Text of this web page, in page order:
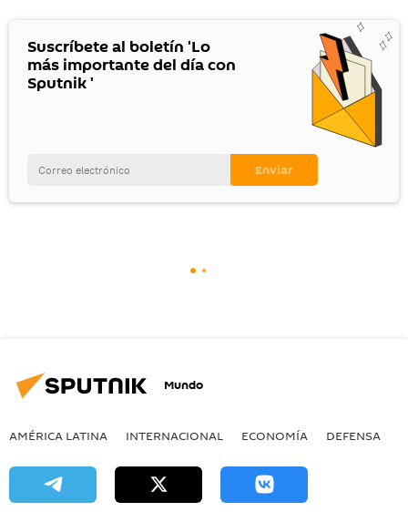
Suscríbete al boletín 'Lo
más importante del día con
Sputnik '
Mundo
AMÉRICA LATINA INTERNACIONAL ECONOMÍA DEFENSA